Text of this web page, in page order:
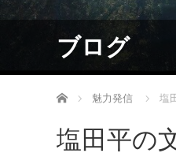
ブログ
ホーム 魅力発信 塩
塩田平